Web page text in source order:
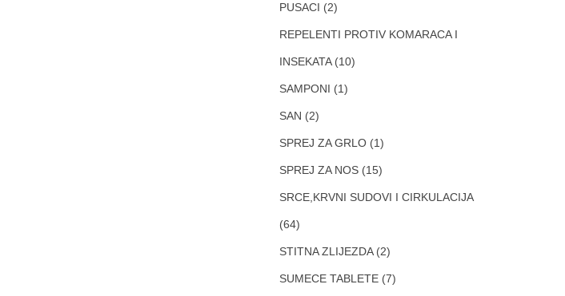
PUSACI (2)
REPELENTI PROTIV KOMARACA I
INSEKATA (10)
SAMPONI (1)
SAN (2)
SPREJ ZA GRLO (1)
SPREJ ZA NOS (15)
SRCE,KRVNI SUDOVI I CIRKULACIJA
(64)
STITNA ZLIJEZDA (2)
SUMECE TABLETE (7)